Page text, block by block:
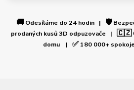
🚚 Odesíláme do 24 hodin | 🛡️
prodaných kusů 3D odpuzovače | 🇨🇿
domu | ✅180 000+